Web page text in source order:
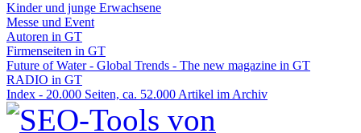
Kinder und junge Erwachsene
Messe und Event
Autoren in GT
Firmenseiten in GT
Future of Water - Global Trends - The new magazine in GT
RADIO in GT
Index - 20.000 Seiten, ca. 52.000 Artikel im Archiv